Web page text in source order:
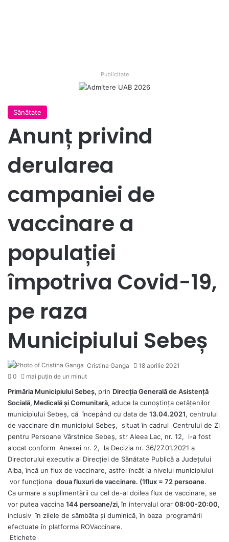
Publicitate
Sănătate
Anunț privind
derularea
campaniei de
vaccinare a
populației
împotriva Covid-19,
pe raza
Municipiului Sebeș
Cristina Ganga
18 aprilie 2021
0
mai puțin de un minut
Primăria Municipiului Sebeș, prin Direcția Generală de Asistență
Socială, Medicală și Comunitară, aduce la cunoștința cetățenilor
municipiului Sebeș, că începând cu data de 13.04.2021, centrului
de vaccinare din municipiul Sebeș, situat în cadrul Centrului de Zi
pentru Persoane Vârstnice Sebeș, str Aleea Lac, nr. 12, i-a fost
alocat conform Anexei nr. 2, la Decizia nr. 36/27.01.2021 a
Directorului executiv al Direcției de Sănătate Publică a Județului
Alba, încă un flux de vaccinare, astfel încât la nivelul municipiului
vor funcționa doua fluxuri de vaccinare. (1flux = 72 persoane.
Ca urmare a suplimentării cu cel de-al doilea flux de vaccinare, se
vor putea vaccina 144 persoane/zi,în intervalul orar 08:00-20:00,
inclusiv în zilele de sâmbăta și duminică, în baza programării
efectuate în platforma ROVaccinare.
Etichete